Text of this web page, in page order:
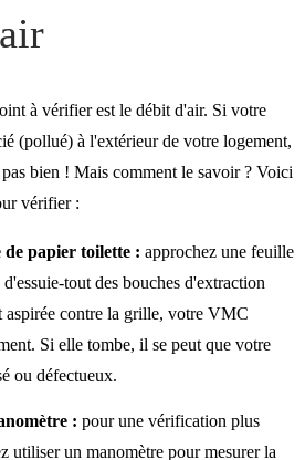
?
à vérifier est le débit d'air. Si votre
(pollué) à l'extérieur de votre logement,
bien ! Mais comment le savoir ? Voici
vérifier :
de papier toilette : approchez une feuille
tout des bouches d'extraction
aspirée contre la grille, votre VMC
Si elle tombe, il se peut que votre
ou défectueux.
: pour une vérification plus
utiliser un manomètre pour mesurer la